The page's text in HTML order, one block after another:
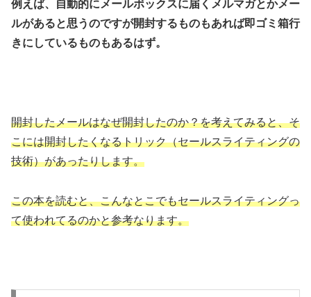
例えば、自動的にメールボックスに届くメルマガとかメー
ルがあると思うのですが開封するものもあれば即ゴミ箱行
きにしているものもあるはず。
開封したメールはなぜ開封したのか？を考えてみると、そ
こには開封したくなるトリック（セールスライティングの
技術）があったりします。
この本を読むと、こんなとこでもセールスライティングっ
て使われてるのかと参考なります。